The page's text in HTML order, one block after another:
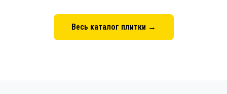
Весь каталог плитки →